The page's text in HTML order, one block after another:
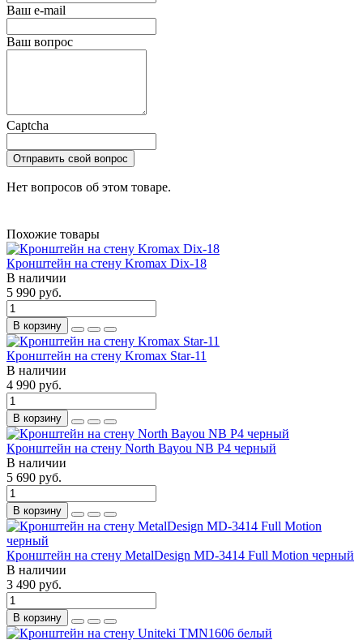
Ваш e-mail
Ваш вопрос
Captcha
Отправить свой вопрос
Нет вопросов об этом товаре.
Похожие товары
Кронштейн на стену Kromax Dix-18
В наличии
5 990 руб.
В корзину
Кронштейн на стену Kromax Star-11
В наличии
4 990 руб.
В корзину
Кронштейн на стену North Bayou NB P4 черный
В наличии
5 690 руб.
В корзину
Кронштейн на стену MetalDesign MD-3414 Full Motion черный
В наличии
3 490 руб.
В корзину